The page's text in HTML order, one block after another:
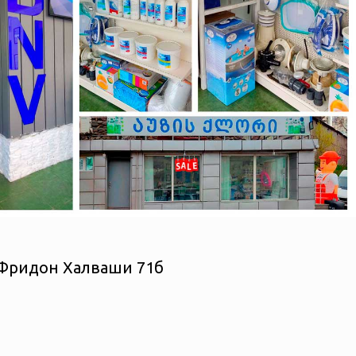
Халваши 71б